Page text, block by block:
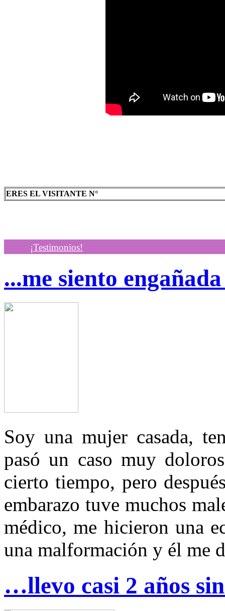
ERES EL VISITANTE N°
¡Testimonios!
...me siento
Soy una mujer casada,
pasó un caso muy
cierto tiempo, pero
embarazo tuve muchos
médico, me hicieron una
una malformación y él me
…llevo casi 2 años